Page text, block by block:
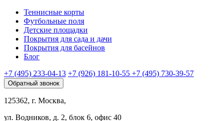
Теннисные корты
Футбольные поля
Детские площадки
Покрытия для сада и дачи
Покрытия для басейнов
Блог
+7 (495) 233-04-13 +7 (926) 181-10-55 +7 (495) 730-39-57
Обратный звонок
125362, г. Москва,
ул. Водников, д. 2, блок 6, офис 40